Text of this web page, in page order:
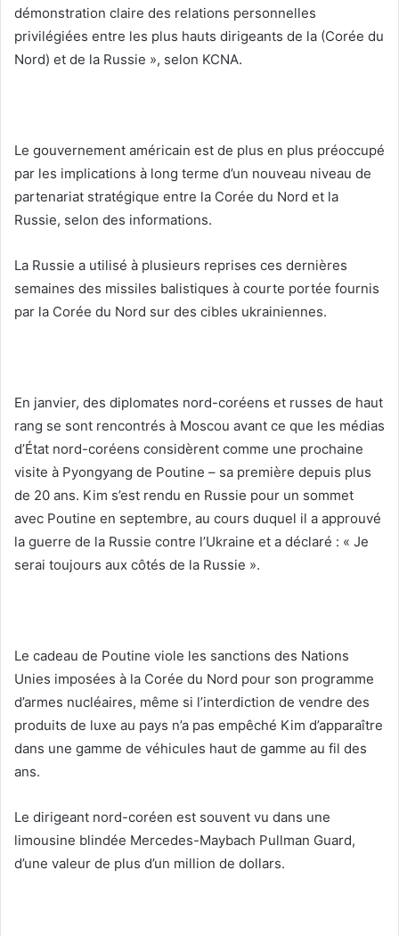
démonstration claire des relations personnelles
privilégiées entre les plus hauts dirigeants de la (Corée du
Nord) et de la Russie », selon KCNA.
Le gouvernement américain est de plus en plus préoccupé
par les implications à long terme d’un nouveau niveau de
partenariat stratégique entre la Corée du Nord et la
Russie, selon des informations.
La Russie a utilisé à plusieurs reprises ces dernières
semaines des missiles balistiques à courte portée fournis
par la Corée du Nord sur des cibles ukrainiennes.
En janvier, des diplomates nord-coréens et russes de haut
rang se sont rencontrés à Moscou avant ce que les médias
d’État nord-coréens considèrent comme une prochaine
visite à Pyongyang de Poutine – sa première depuis plus
de 20 ans. Kim s’est rendu en Russie pour un sommet
avec Poutine en septembre, au cours duquel il a approuvé
la guerre de la Russie contre l’Ukraine et a déclaré : « Je
serai toujours aux côtés de la Russie ».
Le cadeau de Poutine viole les sanctions des Nations
Unies imposées à la Corée du Nord pour son programme
d’armes nucléaires, même si l’interdiction de vendre des
produits de luxe au pays n’a pas empêché Kim d’apparaître
dans une gamme de véhicules haut de gamme au fil des
ans.
Le dirigeant nord-coréen est souvent vu dans une
limousine blindée Mercedes-Maybach Pullman Guard,
d’une valeur de plus d’un million de dollars.